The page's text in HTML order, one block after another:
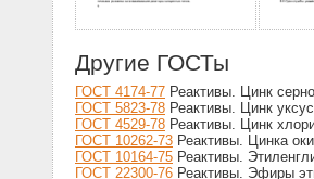
Другие ГОСТы
ГОСТ 4174-77 Реактивы. Цинк
ГОСТ 5823-78 Реактивы. Цинк
ГОСТ 4529-78 Реактивы. Цинк
ГОСТ 10262-73 Реактивы. Цинка
ГОСТ 10164-75 Реактивы.
ГОСТ 22300-76 Реактивы. Эфиры